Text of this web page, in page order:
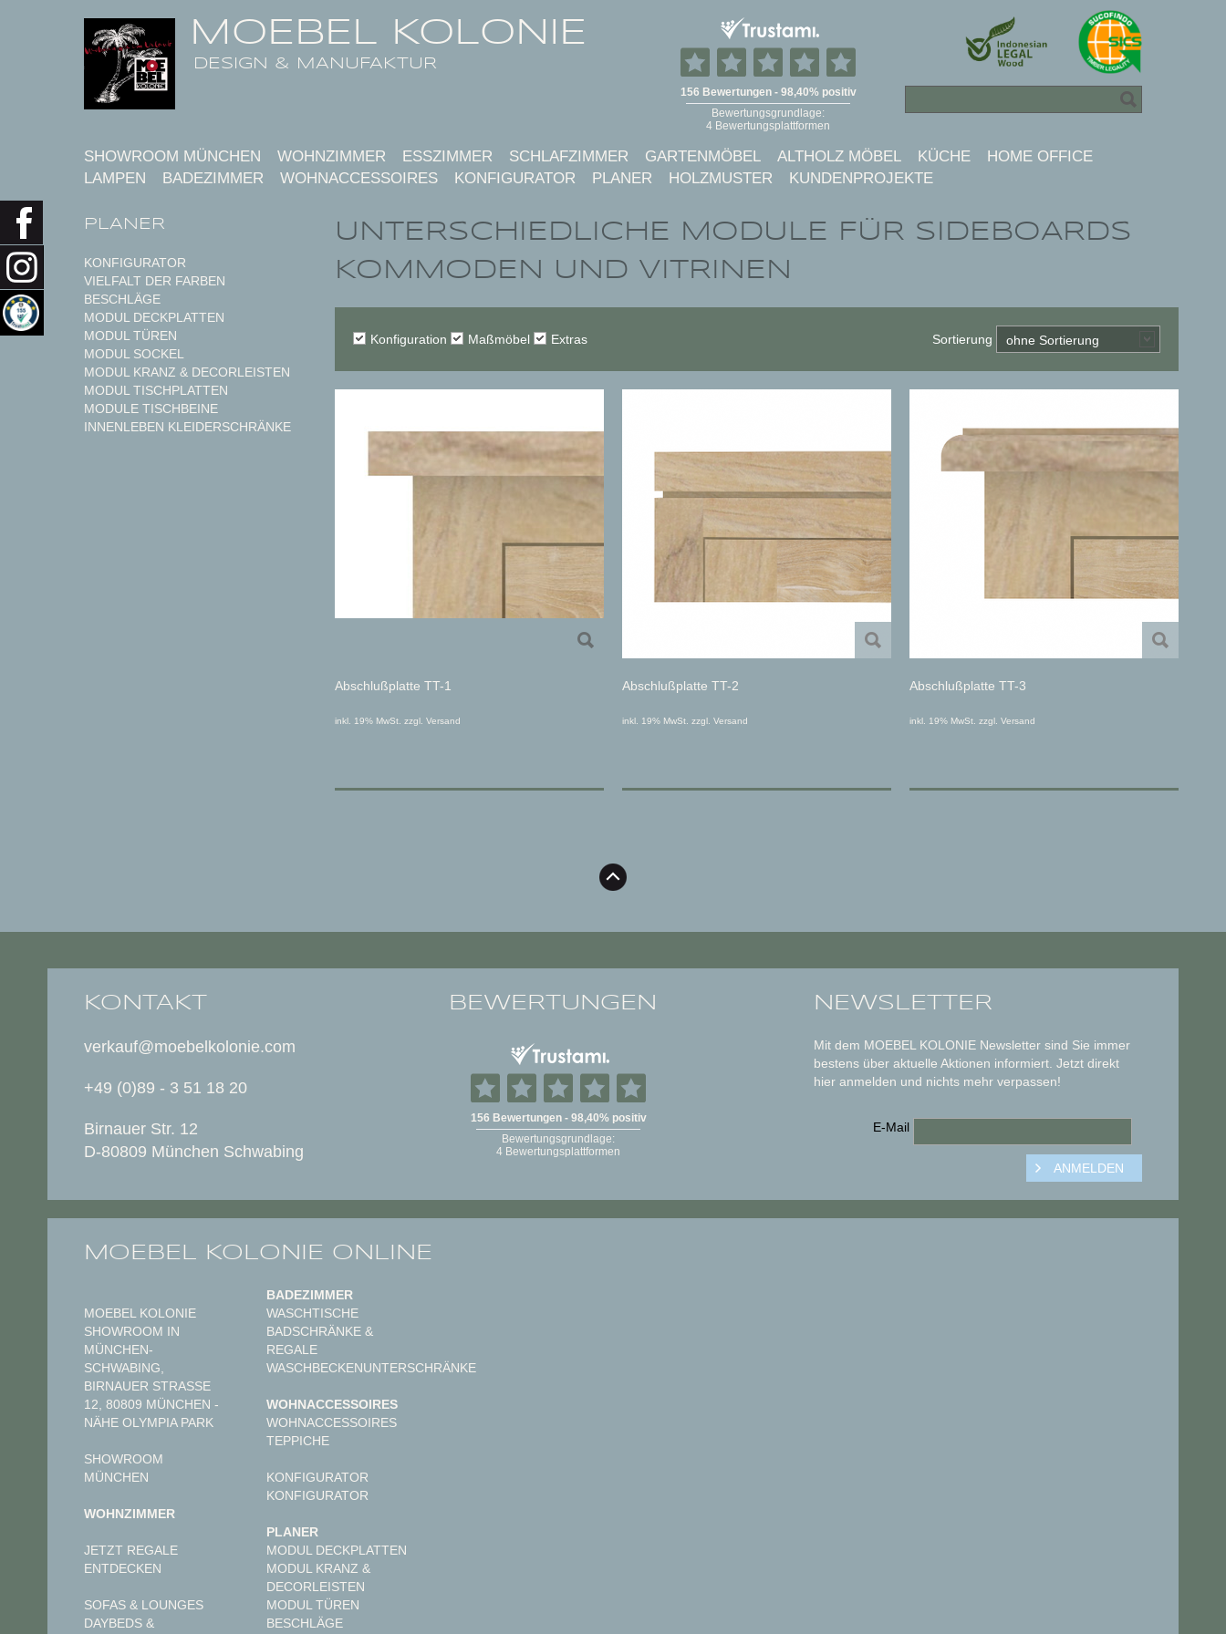
MOEBEL KOLONIE
DESIGN & MANUFAKTUR
SHOWROOM MÜNCHEN WOHNZIMMER ESSZIMMER SCHLAFZIMMER GARTENMÖBEL ALTHOLZ MÖBEL KÜCHE
HOME OFFICE
LAMPEN
BADEZIMMER WOHNACCESSOIRES KONFIGURATOR PLANER HOLZMUSTER KUNDENPROJEKTE
PLANER
KONFIGURATOR
VIELFALT DER FARBEN
BESCHLÄGE
MODUL DECKPLATTEN
MODUL TÜREN
MODUL SOCKEL
MODUL KRANZ & DECORLEISTEN
MODUL TISCHPLATTEN
MODULE TISCHBEINE
INNENLEBEN KLEIDERSCHRÄNKE
UNTERSCHIEDLICHE MODULE FÜR SIDEBOARDS
KOMMODEN UND VITRINEN
Konfiguration Maßmöbel Extras Sortierung ohne Sortierung
Abschlußplatte TT-1
inkl. 19% MwSt. zzgl. Versand
Abschlußplatte TT-2
inkl. 19% MwSt. zzgl. Versand
Abschlußplatte TT-3
inkl. 19% MwSt. zzgl. Versand
KONTAKT
verkauf@moebelkolonie.com
+49 (0)89 - 3 51 18 20
Birnauer Str. 12
D-80809 München Schwabing
BEWERTUNGEN NEWSLETTER
Mit dem MOEBEL KOLONIE Newsletter sind Sie immer
bestens über aktuelle Aktionen informiert. Jetzt direkt
hier anmelden und nichts mehr verpassen!
E-Mail
MOEBEL KOLONIE ONLINE
MOEBEL KOLONIE
SHOWROOM IN
MÜNCHEN-
SCHWABING,
BIRNAUER STRASSE 1
2, 80809 MÜNCHEN - N
ÄHE OLYMPIA PARK
SHOWROOM
MÜNCHEN
WOHNZIMMER
JETZT REGALE
ENTDECKEN
SOFAS & LOUNGES
DAYBEDS &
BADEZIMMER
WASCHTISCHE
BADSCHRÄNKE &
REGALE
WASCHBECKENUNTERSCHRÄNKE
WOHNACCESSOIRES
WOHNACCESSOIRES
TEPPICHE
KONFIGURATOR
KONFIGURATOR
PLANER
MODUL DECKPLATTEN
MODUL KRANZ &
DECORLEISTEN
MODUL TÜREN
BESCHLÄGE